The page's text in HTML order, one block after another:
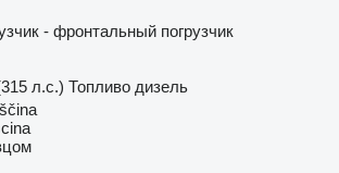
- фронтальный погрузчик
л.с.) Топливо дизель